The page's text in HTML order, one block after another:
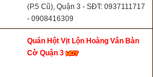
(P.5 Cũ), Quận 3 - SĐT: 0937111717
- 0908416309
Quán Hột Vịt Lộn Hoàng Vân Bàn
Cờ Quận 3